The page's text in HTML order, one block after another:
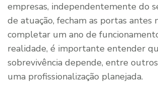
empresas, independentemente do
de atuação, fecham as portas antes
completar um ano de
realidade, é importante entender
sobrevivência depende, entre
uma profissionalização planejada.